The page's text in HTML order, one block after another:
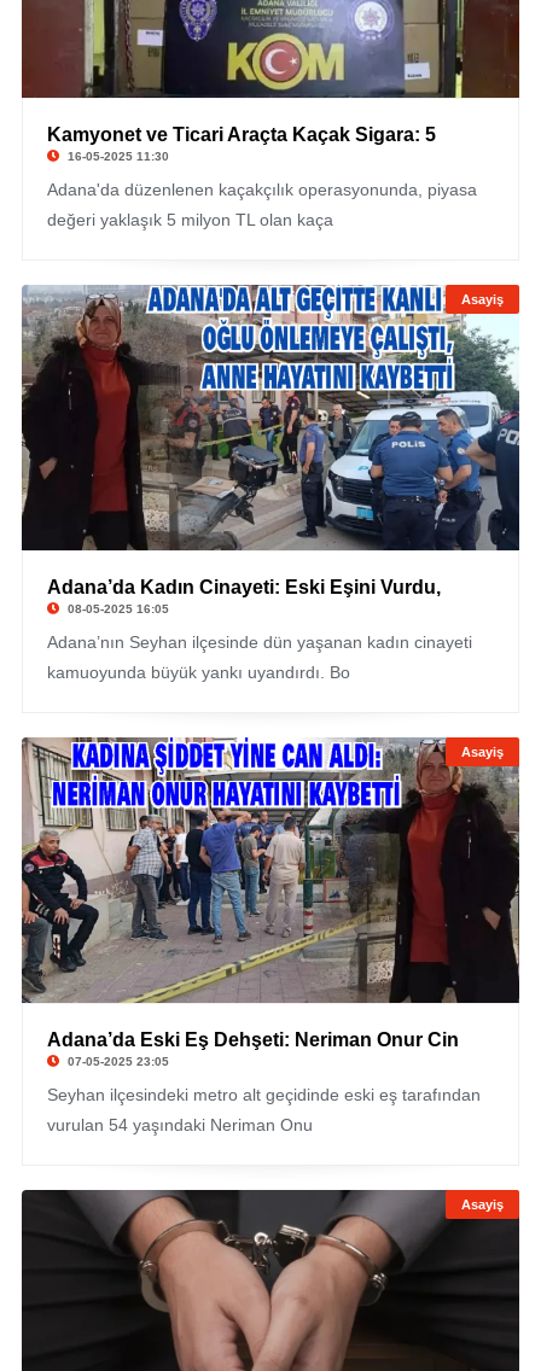
Kamyonet ve Ticari Araçta Kaçak Sigara: 5
16-05-2025 11:30
Adana'da düzenlenen kaçakçılık operasyonunda, piyasa
değeri yaklaşık 5 milyon TL olan kaça
Asayiş
Adana’da Kadın Cinayeti: Eski Eşini Vurdu,
08-05-2025 16:05
Adana’nın Seyhan ilçesinde dün yaşanan kadın cinayeti
kamuoyunda büyük yankı uyandırdı. Bo
Asayiş
Adana’da Eski Eş Dehşeti: Neriman Onur Cin
07-05-2025 23:05
Seyhan ilçesindeki metro alt geçidinde eski eş tarafından
vurulan 54 yaşındaki Neriman Onu
Asayiş